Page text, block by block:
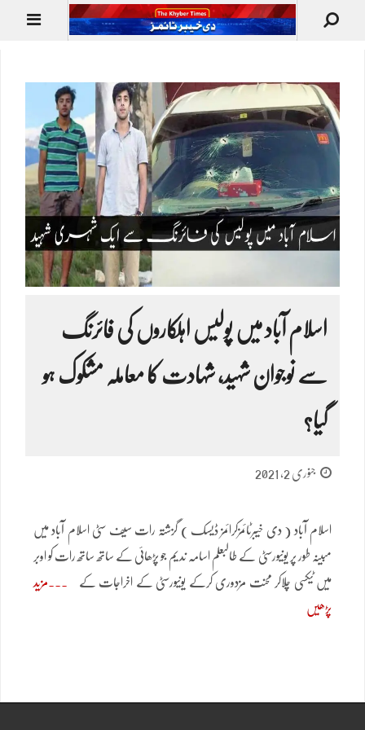
اسلام آباد میں پولیس اہلکاروں کی فائرنگ
سے نوجوان شہید، شہادت کا معاملہ مشکوک ہو
گیا؟
جنوری 2, 2021
اسلام آباد ( دی خیبرٹائمزکرائمز ڈیسک ) گزشتہ رات سیف سٹی اسلام آباد میں
مبینہ طور پر یونیورسٹی کے طالبعلم اسامہ ندیم جو پڑھائی کے ساتھ ساتھ رات کو اوبر
میں ٹیکسی چلاکر محنت مزدوری کرکے یونیورسٹی کے اخراجات کے مزید
پڑھیں